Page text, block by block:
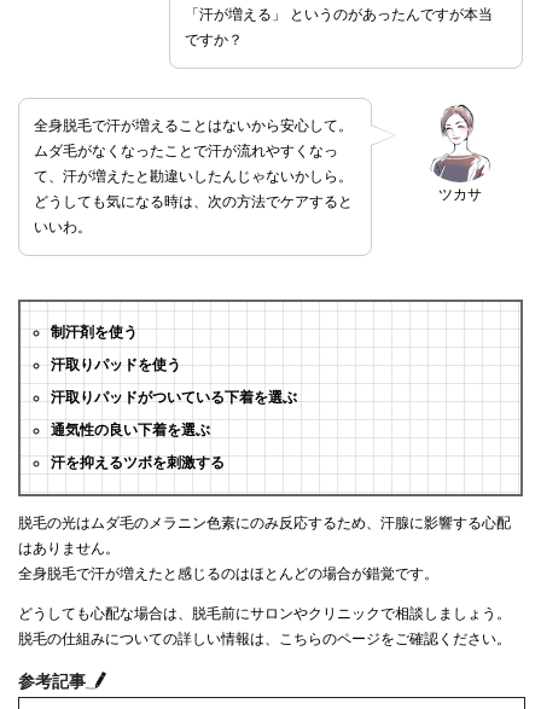
「汗が増える」 というのがあったんですが本当
ですか？
ツカサ
全身脱毛で汗が増えることはないから安心して。
ムダ毛がなくなったことで汗が流れやすくなっ
て、汗が増えたと勘違いしたんじゃないかしら。
どうしても気になる時は、次の方法でケアすると
いいわ。
制汗剤を使う
汗取りパッドを使う
汗取りパッドがついている下着を選ぶ
通気性の良い下着を選ぶ
汗を抑えるツボを刺激する
脱毛の光はムダ毛のメラニン色素にのみ反応するため、汗腺に影響する心配
はありません。
全身脱毛で汗が増えたと感じるのはほとんどの場合が錯覚です。
どうしても心配な場合は、脱毛前にサロンやクリニックで相談しましょう。
脱毛の仕組みについての詳しい情報は、こちらのページをご確認ください。
参考記事